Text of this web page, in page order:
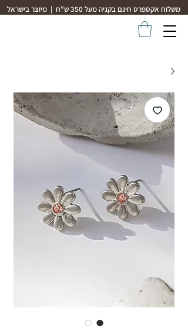
משלוח אקספרס חינם בקניה מעל 350 ש"ח | מיוצר בישראל